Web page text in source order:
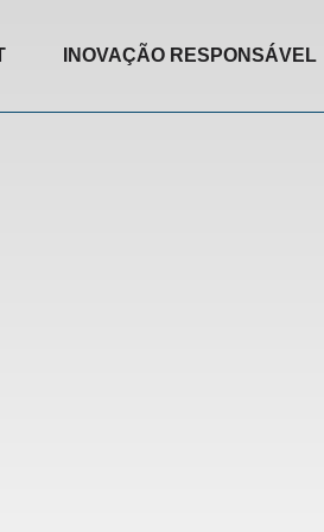
INOVAÇÃO RESPONSÁVEL